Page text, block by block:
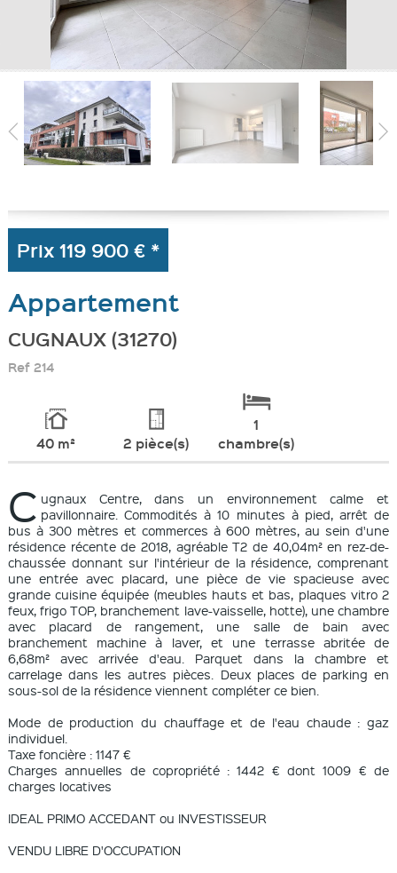
MA SÉLECTION
Prix119 900 € *
Appartement
CUGNAUX (31270)
Ref 214
40 m² 2 pièce(s)
1
chambre(s)
C ugnaux Centre, dans un environnement calme et
pavillonnaire. Commodités à 10 minutes à pied, arrêt de
bus à 300 mètres et commerces à 600 mètres, au sein d'une
résidence récente de 2018, agréable T2 de 40,04m² en rez-de-
chaussée donnant sur l'intérieur de la résidence, comprenant
une entrée avec placard, une pièce de vie spacieuse avec
grande cuisine équipée (meubles hauts et bas, plaques vitro 2
feux, frigo TOP, branchement lave-vaisselle, hotte), une chambre
avec placard de rangement, une salle de bain avec
branchement machine à laver, et une terrasse abritée de
6,68m² avec arrivée d'eau. Parquet dans la chambre et
carrelage dans les autres pièces. Deux places de parking en
sous-sol de la résidence viennent compléter ce bien.
Mode de production du chauffage et de l'eau chaude : gaz
individuel.
Taxe foncière : 1147 €
Charges annuelles de copropriété : 1442 € dont 1009 € de
charges locatives
IDEAL PRIMO ACCEDANT ou INVESTISSEUR
VENDU LIBRE D'OCCUPATION